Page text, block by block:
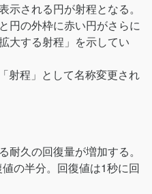
される円が射程となる。
円の外枠に赤い円がさらに
大する射程」を示してい
射程」として名称変更され
久の回復量が増加する。
の半分。回復値は1秒に回